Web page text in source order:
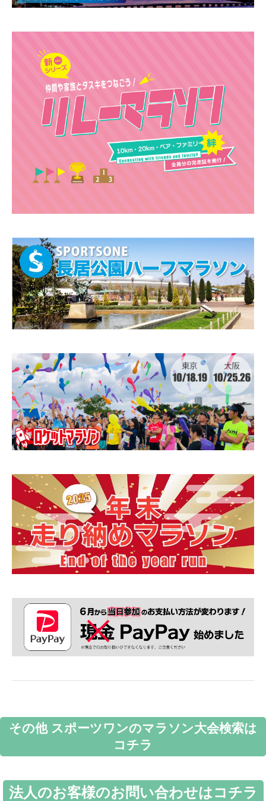
その他 スポーツワンのマラソン大会検索は
コチラ
法人のお客様のお問い合わせはコチラ